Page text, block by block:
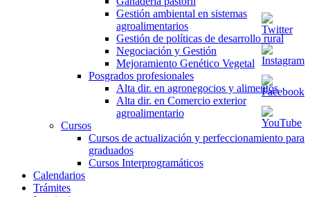
Gestión ambiental en sistemas
agroalimentarios
Gestión de políticas de desarrollo rural
Negociación y Gestión
Mejoramiento Genético Vegetal
Posgrados profesionales
Alta dir. en agronegocios y alimentos
Alta dir. en Comercio exterior
agroalimentario
Cursos
Cursos de actualización y perfeccionamiento para
graduados
Cursos Interprogramáticos
Calendarios
Trámites